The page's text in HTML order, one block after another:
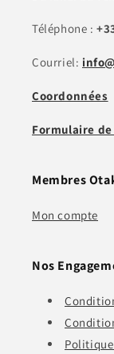
Téléphone :
Courriel:
Coordonnées
Formulaire
Membres
Mon compte
Nos